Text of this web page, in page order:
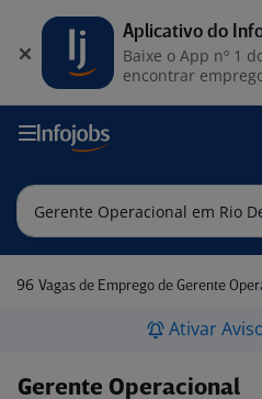
96 Vagas de Emprego de Gerente
Ativar
Gerente Operacional
Aplicativo do
Baixe o App nº 1
encontrar